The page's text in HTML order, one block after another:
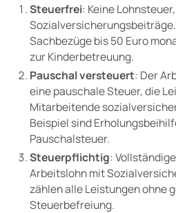
Steuerfrei: Keine
Sachbezüge bis 50 Euro
zur Kinderbetreuung.
Pauschal versteuert: Der
eine pauschale Steuer, die
Mitarbeitende
Beispiel sind
Pauschalsteuer.
Steuerpflichtig:
Arbeitslohn mit
zählen alle Leistungen ohne
Steuerbefreiung.